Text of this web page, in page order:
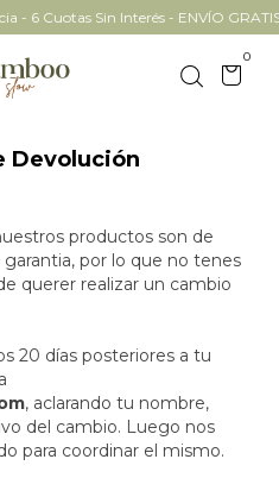
- 6 Cuotas Sin Interés - ENVÍO
0
Devolución
productos son de
por lo que no tenes
querer realizar un cambio
20 días posteriores a tu
, aclarando tu nombre,
del cambio. Luego nos
para coordinar el mismo.